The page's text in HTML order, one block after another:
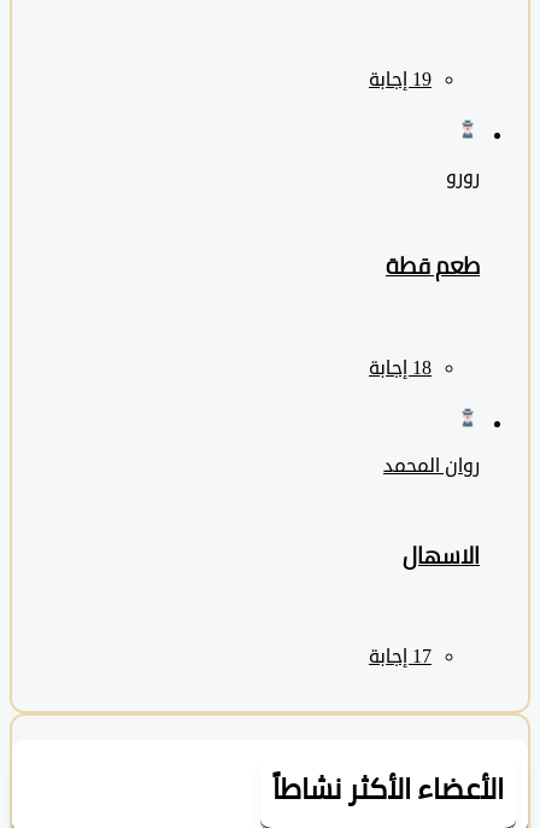
طعم قطة
روان المحمد
الاسهال
الأكثر نشاطاً